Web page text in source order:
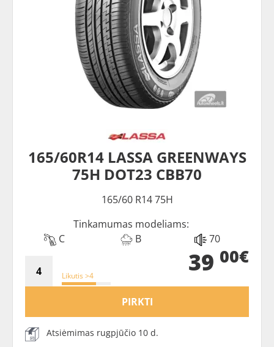
165/60R14 LASSA GREENWAYS
75H DOT23 CBB70
165/60 R14 75H
Tinkamumas modeliams:
C
B 70
Likutis >4 39 00€
PIRKTI
Atsiėmimas rugpjūčio 10 d.